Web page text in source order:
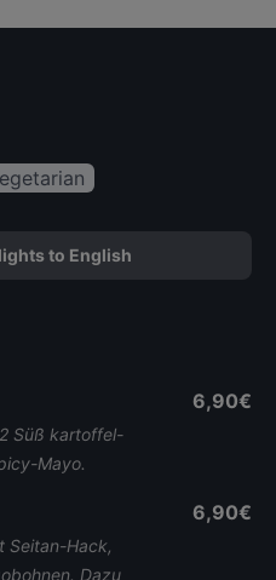
to English
Süß kartoffel-
Mayo.
6,90€
Seitan-Hack,
Dazu
6,90€